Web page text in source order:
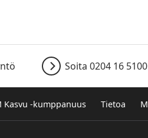
Soita 0204 16 5100
Kasvu -kumppanuus Tietoa